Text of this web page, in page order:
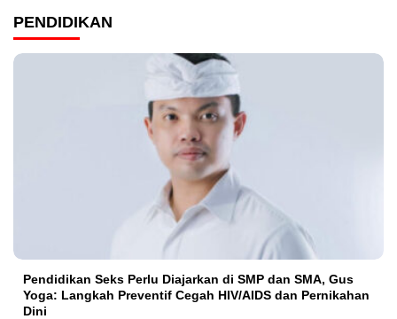
PENDIDIKAN
Pendidikan Seks Perlu Diajarkan di SMP dan SMA, Gus
Yoga: Langkah Preventif Cegah HIV/AIDS dan Pernikahan
Dini